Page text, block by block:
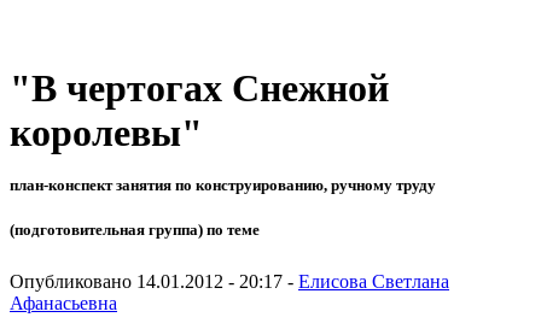
"В чертогах Снежной
королевы"
план-конспект занятия по конструированию, ручному труду
(подготовительная группа) по теме
Опубликовано 14.01.2012 - 20:17 - Елисова Светлана
Афанасьевна